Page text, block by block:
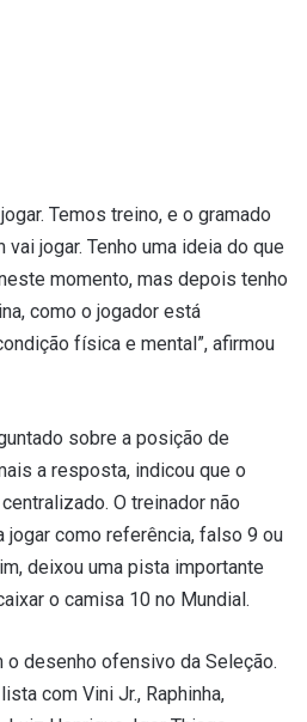
Temos treino, e o gramado
jogar. Tenho uma ideia do que
momento, mas depois tenho
como o jogador está
física e mental”, afirmou
sobre a posição de
a resposta, indicou que o
O treinador não
como referência, falso 9 ou
deixou uma pista importante
o camisa 10 no Mundial.
desenho ofensivo da Seleção.
com Vini Jr., Raphinha,